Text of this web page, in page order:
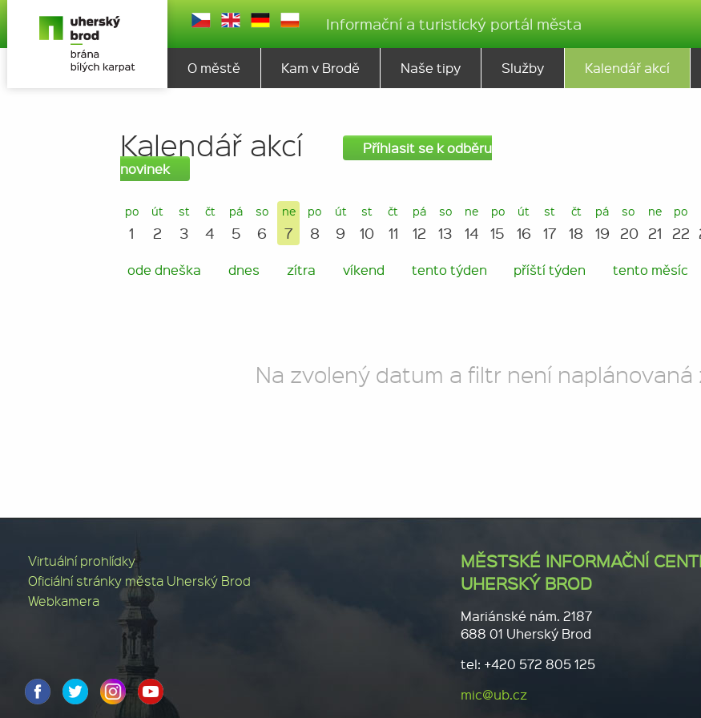
Informační a turistický portál města
O městě Kam v Brodě Naše tipy Služby Kalendář akcí
Kalendář akcí
Příhlasit se k odběru
novinek
po
1
út
2
st
3
čt
4
pá
5
so
6
ne
7
po
8
út
9
st
10
čt
11
pá
12
so
13
ne
14
po
15
út
16
st
17
čt
18
pá
19
so
20
ne
21
po
22
ode dneška dnes zítra víkend tento týden příští týden tento měsíc
Na zvolený datum a filtr není naplánovaná
Virtuální prohlídky
Oficiální stránky města Uherský Brod
Webkamera
MĚSTSKÉ INFORMAČNÍ
UHERSKÝ BROD
Mariánské nám. 2187
688 01 Uherský Brod
tel: +420 572 805 125
mic@ub.cz